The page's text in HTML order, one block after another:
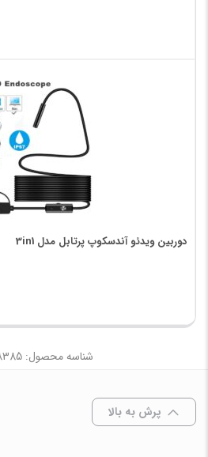
دوربین ویدئو آندسکوپ پرتابل مدل 3in1
شناسه محصول: AKP-18385
پرش به بالا